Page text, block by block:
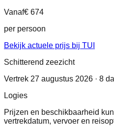
Vanaf€ 674
per persoon
Bekijk actuele prijs bij TUI
Schitterend zeezicht
Vertrek 27 augustus 2026 · 8
Logies
Prijzen en beschikbaarheid
vertrekdatum, vervoer en